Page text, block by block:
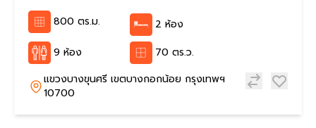
800 ตร.ม.
2 ห้อง
9 ห้อง
70 ตร.ว.
แขวงบางขุนศรี เขตบางกอกน้อย กรุงเทพฯ
10700